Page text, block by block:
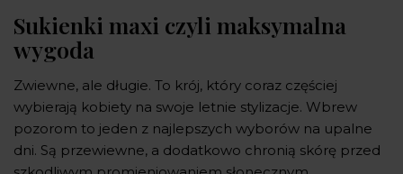
Sukienki maxi czyli maksymalna
wygoda
Zwiewne, ale długie. To krój, który coraz częściej
wybierają kobiety na swoje letnie stylizacje. Wbrew
pozorom to jeden z najlepszych wyborów na upalne
dni. Są przewiewne, a dodatkowo chronią skórę przed